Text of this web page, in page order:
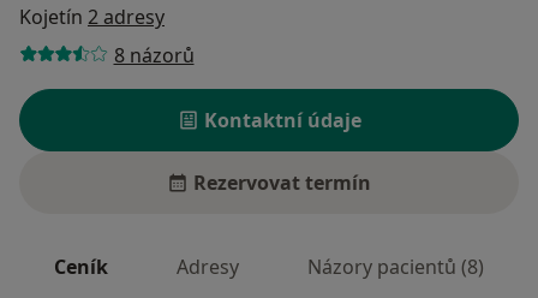
Kojetín 2 adresy
8 názorů
Kontaktní údaje
Rezervovat termín
Ceník Adresy Názory pacientů (8)